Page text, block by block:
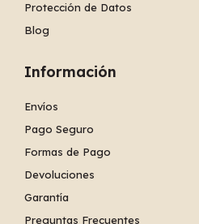
Protección de Datos
Blog
Información
Envíos
Pago Seguro
Formas de Pago
Devoluciones
Garantía
Preguntas Frecuentes